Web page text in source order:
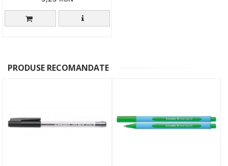
PRODUSE RECOMANDATE